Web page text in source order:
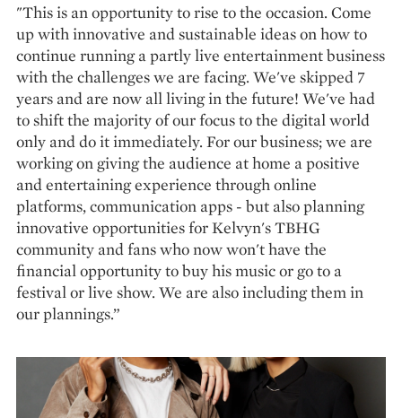
"This is an opportunity to rise to the occasion. Come
up with innovative and sustainable ideas on how to
continue running a partly live entertainment business
with the challenges we are facing. We've skipped 7
years and are now all living in the future! We've had
to shift the majority of our focus to the digital world
only and do it immediately. For our business; we are
working on giving the audience at home a positive
and entertaining experience through online
platforms, communication apps - but also planning
innovative opportunities for Kelvyn's TBHG
community and fans who now won't have the
financial opportunity to buy his music or go to a
festival or live show. We are also including them in
our plannings.”